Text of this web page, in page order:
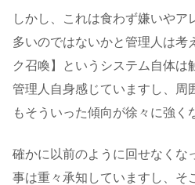
しかし、これは食わず嫌いやア
多いのではないかと管理人は考
ク召喚】というシステム自体は
管理人自身感じていますし、周
もそういった傾向が徐々に強く
確かに以前のように回せなくな
事は重々承知していますし、そ